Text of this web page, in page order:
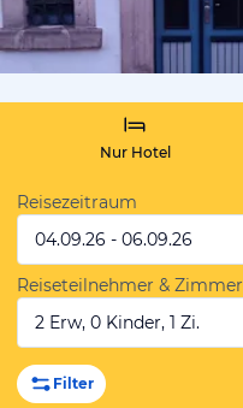
Nur Hotel
Reisezeitraum
04.09.26 - 06.09.26
Reiseteilnehmer & Zimmer
2 Erw, 0 Kinder, 1 Zi.
Filter